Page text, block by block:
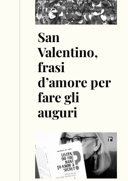
San
Valentino,
frasi
d’amore per
fare gli
auguri